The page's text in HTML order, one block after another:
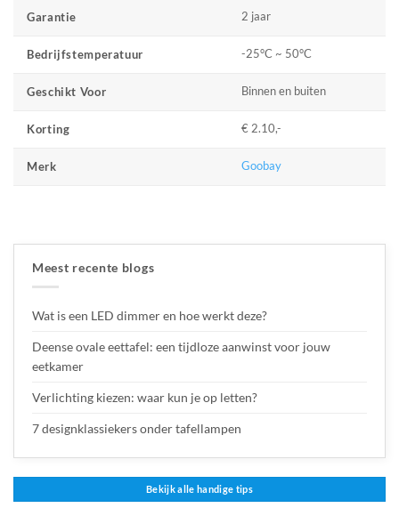
Garantie 2 jaar
Bedrijfstemperatuur -25°C ~ 50°C
Geschikt Voor Binnen en buiten
Korting € 2.10,-
Merk Goobay
Meest recente blogs
Wat is een LED dimmer en hoe werkt deze?
Deense ovale eettafel: een tijdloze aanwinst voor jouw
eetkamer
Verlichting kiezen: waar kun je op letten?
7 designklassiekers onder tafellampen
Bekijk alle handige tips